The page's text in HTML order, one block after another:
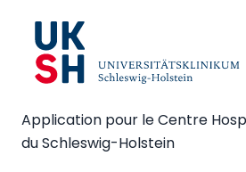
Application pour le Centre
du Schleswig-Holstein